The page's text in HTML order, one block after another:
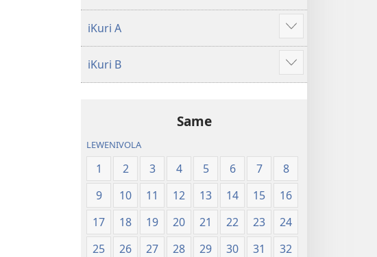
iKuri A
Show
more
iKuri B
Show
more
Same
LEWENIVOLA
1 2 3 4 5 6 7
8
9
10 11 12 13 14 15
16
17
18 19 20 21 22 23
24
25
26 27 28 29 30 31
32